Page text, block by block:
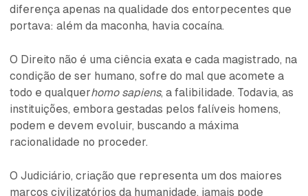
diferença apenas na qualidade dos entorpecentes que
portava: além da maconha, havia cocaína.
O Direito não é uma ciência exata e cada magistrado, na
condição de ser humano, sofre do mal que acomete a
todo e qualquerhomo sapiens, a falibilidade. Todavia, as
instituições, embora gestadas pelos falíveis homens,
podem e devem evoluir, buscando a máxima
racionalidade no proceder.
O Judiciário, criação que representa um dos maiores
marcos civilizatórios da humanidade, jamais pode